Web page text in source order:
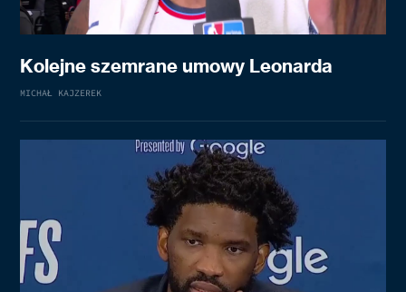
Kolejne szemrane umowy Leonarda
MICHAŁ KAJZEREK